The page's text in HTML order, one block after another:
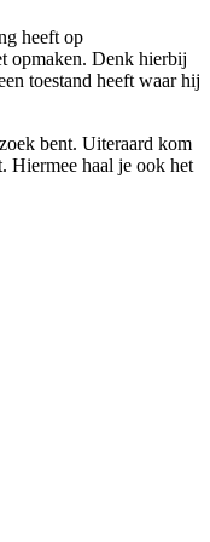
heeft op
opmaken. Denk hierbij
toestand heeft waar hij
bent. Uiteraard kom
Hiermee haal je ook het